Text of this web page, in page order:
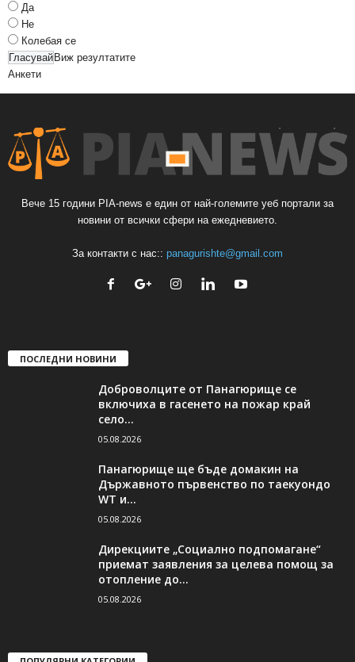
Да
Не
Колебая се
Виж резултатите
Анкети
Вече 15 години PIA-news е един от най-големите уеб портали за
новини от всички сфери на ежедневието.
За контакти с нас:: panagurishte@gmail.com
ПОСЛЕДНИ НОВИНИ
Доброволците от Панагюрище се
включиха в гасенето на пожар край
село...
05.08.2026
Панагюрище ще бъде домакин на
Държавното първенство по таекуондо
WT и...
05.08.2026
Дирекциите „Социално подпомагане“
приемат заявления за целева помощ за
отопление до...
05.08.2026